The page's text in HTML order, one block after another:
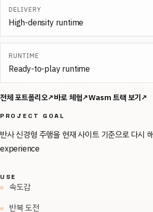
DELIVERY
High-density runtime
RUNTIME
Ready-to-play runtime
전체 포트폴리오↗바로 체험↗Wasm트랙 보기↗
PROJECT GOAL
반사 신경형 주행을 현재 사이트 기준으로 다시
experience
USE
속도감
반복 도전